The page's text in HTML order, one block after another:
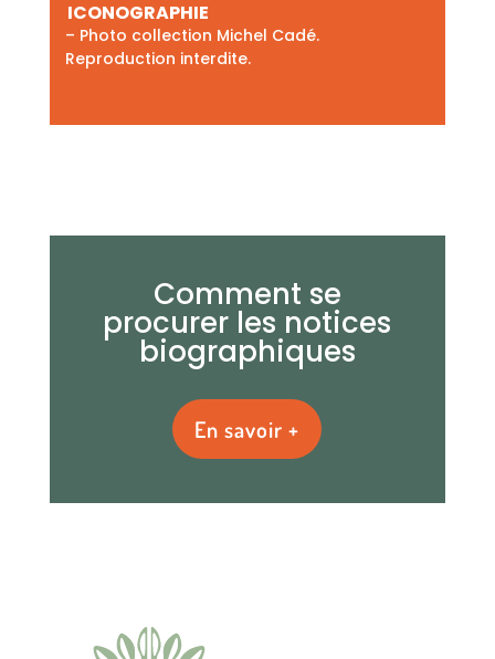
ICONOGRAPHIE
– Photo collection Michel Cadé.
Reproduction interdite.
Comment se
procurer les notices
biographiques
En savoir +